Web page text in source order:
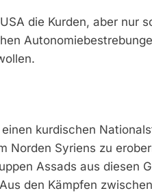
die Kurden, aber nur
kurdischen
Norden Syriens zu
Assads aus diesen
den Kämpfen